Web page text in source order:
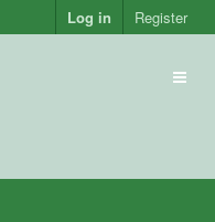
Log in Register